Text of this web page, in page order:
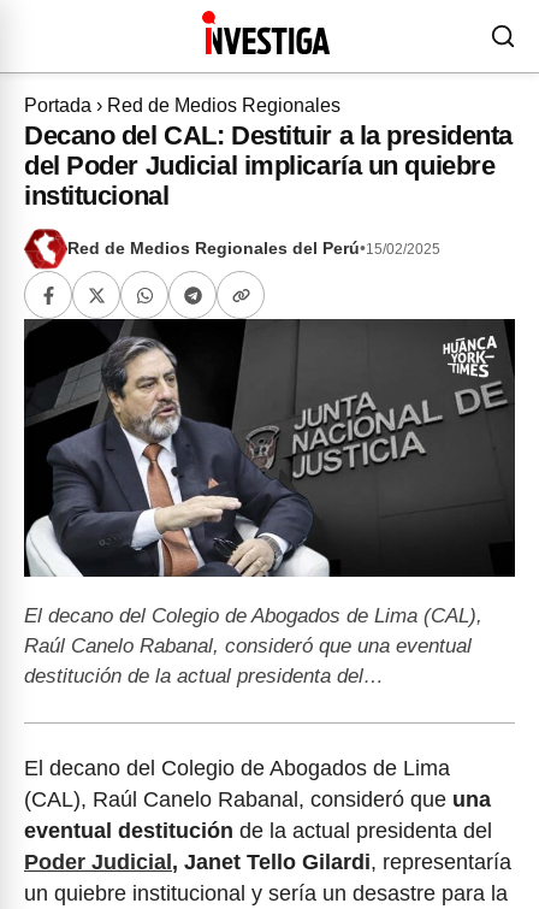
Portada › Red de Medios Regionales
Decano del CAL: Destituir a la presidenta
del Poder Judicial implicaría un quiebre
institucional
Red de Medios Regionales del Perú•15/02/2025
El decano del Colegio de Abogados de Lima (CAL),
Raúl Canelo Rabanal, consideró que una eventual
destitución de la actual presidenta del…
El decano del Colegio de Abogados de Lima
(CAL), Raúl Canelo Rabanal, consideró que una
eventual destitución de la actual presidenta del
Poder Judicial , Janet Tello Gilardi, representaría
un quiebre institucional y sería un desastre para la